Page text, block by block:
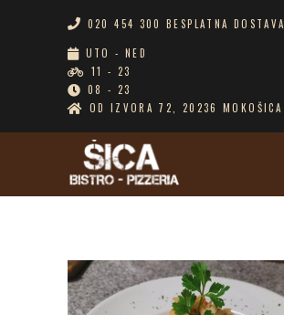
020 454 300 BESPLATNA DOSTAVA
UTO - NED
11 - 23
08 - 23
OD IZVORA 72, 20236 MOKOŠICA